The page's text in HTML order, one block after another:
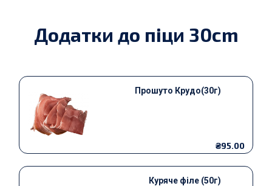
Додатки до піци 30cm
Прошуто Крудо(30г)
₴95.00
Куряче філе (50г)